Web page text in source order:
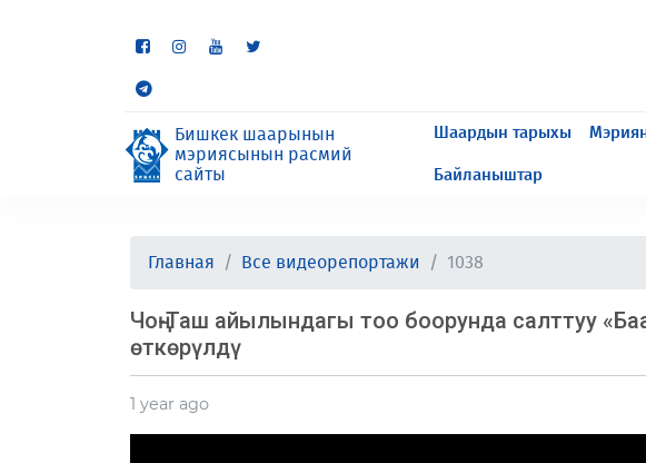
Бишкек шаарынын
мэриясынын расмий
сайты
Шаардын тарыхы
Байланыштар
Главная Все видеорепортажи 1038
Чоң-Таш айылындагы тоо боорунда салттуу
өткөрүлдү
1 year ago